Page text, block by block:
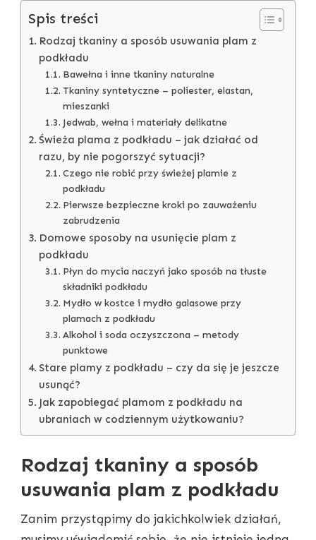
Spis treści
Rodzaj tkaniny a sposób usuwania plam z
podkładu
Bawełna i inne tkaniny naturalne
Tkaniny syntetyczne – poliester, elastan,
mieszanki
Jedwab, wełna i materiały delikatne
Świeża plama z podkładu – jak działać od
razu, by nie pogorszyć sytuacji?
Czego nie robić przy świeżej plamie z
podkładu
Pierwsze bezpieczne kroki po zauważeniu
zabrudzenia
Domowe sposoby na usunięcie plam z
podkładu
Płyn do mycia naczyń jako sposób na tłuste
składniki podkładu
Mydło w kostce i mydło galasowe przy
plamach z podkładu
Alkohol i soda oczyszczona – metody
punktowe
Stare plamy z podkładu – czy da się je jeszcze
usunąć?
Jak zapobiegać plamom z podkładu na
ubraniach w codziennym użytkowaniu?
Rodzaj tkaniny a sposób
usuwania plam z podkładu
Zanim przystąpimy do jakichkolwiek działań,